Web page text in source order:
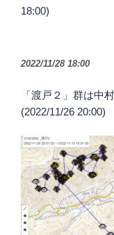
18:00)
2022/11/28 18:00
「渡戸２」群は中
(2022/11/26 20:00)